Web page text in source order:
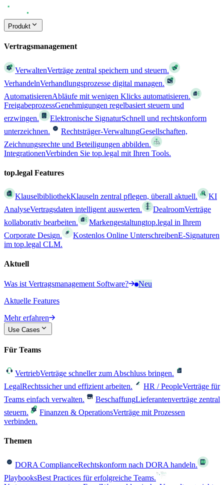
Produkt
Vertragsmanagement
VerwaltenVerträge zentral speichern und steuern.
VerhandelnVerhandlungsprozesse digital managen.
AutomatisierenAbläufe mit wenigen Klicks automatisieren.
FreigabeprozessGenehmigungen regelbasiert steuern und
erzwingen.
Elektronische SignaturSchnell und rechtskonform
unterzeichnen.
Rechtsträger-VerwaltungGesellschaften,
Zeichnungsrechte und Beteiligungen abbilden.
IntegrationenVerbinden Sie top.legal mit Ihren Tools.
top.legal Features
KlauselbibliothekKlauseln zentral pflegen, überall aktuell.
KI
AnalyseVertragsdaten intelligent auswerten. DealroomVerträge
kollaborativ bearbeiten.
Markengestaltungtop.legal in Ihrem
Corporate Design.
Kostenlos Online UnterschreibenE-Signaturen
im top.legal CLM.
Aktuell
Was ist Vertragsmanagement Software?
Neu
Aktuelle Features
Mehr erfahren
Use Cases
Für Teams
VertriebVerträge schneller zum Abschluss bringen.
LegalRechtssicher und effizient arbeiten. HR / PeopleVerträge für
Teams einfach verwalten.
BeschaffungLieferantenverträge zentral
steuern.
Finanzen & OperationsVerträge mit Prozessen
verbinden.
Themen
DORA ComplianceRechtskonform nach DORA handeln.
PlaybooksBest Practices für erfolgreiche Teams.